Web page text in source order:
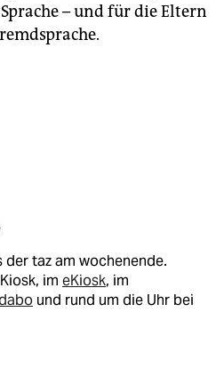
– und für die Eltern
taz am wochenende.
im eKiosk, im
und rund um die Uhr bei